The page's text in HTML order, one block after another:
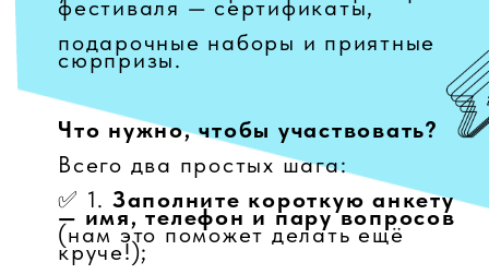
✅ 2.Подпишитесь хотя бы на
одну нашу соцсеть: Telegram / VK
/ Instagram* (запрещенная в РФ)
Ссылки на наши соцсети также
будут доступны после заполнения
Подписка — обязательное
условие участия. Имя и телефон
должны быть актуальными.
Дубли будут удалены!Мы это
проверим!
Розыгрыш пройдёт офлайн на
месте проведения фестиваля!
Когда:27 июля в 18:00